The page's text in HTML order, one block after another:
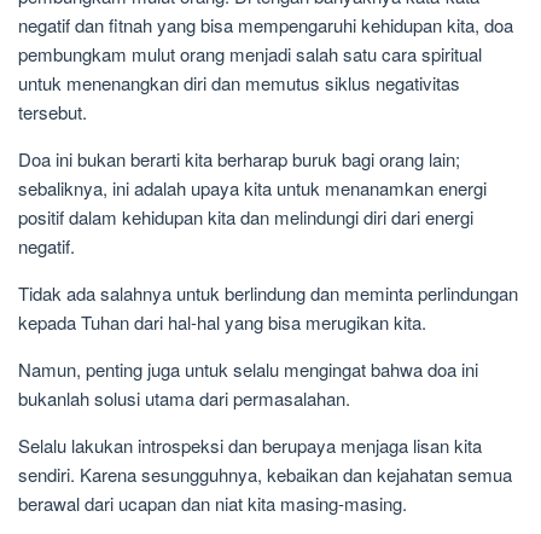
negatif dan fitnah yang bisa mempengaruhi kehidupan kita, doa
pembungkam mulut orang menjadi salah satu cara spiritual
untuk menenangkan diri dan memutus siklus negativitas
tersebut.
Doa ini bukan berarti kita berharap buruk bagi orang lain;
sebaliknya, ini adalah upaya kita untuk menanamkan energi
positif dalam kehidupan kita dan melindungi diri dari energi
negatif.
Tidak ada salahnya untuk berlindung dan meminta perlindungan
kepada Tuhan dari hal-hal yang bisa merugikan kita.
Namun, penting juga untuk selalu mengingat bahwa doa ini
bukanlah solusi utama dari permasalahan.
Selalu lakukan introspeksi dan berupaya menjaga lisan kita
sendiri. Karena sesungguhnya, kebaikan dan kejahatan semua
berawal dari ucapan dan niat kita masing-masing.